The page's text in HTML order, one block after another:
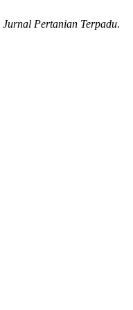
Jurnal Pertanian Terpadu.